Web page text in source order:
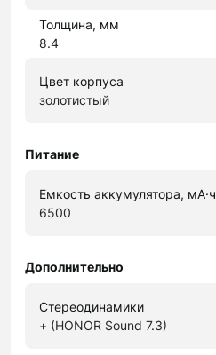
Толщина, мм
8.4
Цвет корпуса
золотистый
Питание
Емкость аккумулятора, мА·ч
6500
Дополнительно
Стереодинамики
+ (HONOR Sound 7.3)